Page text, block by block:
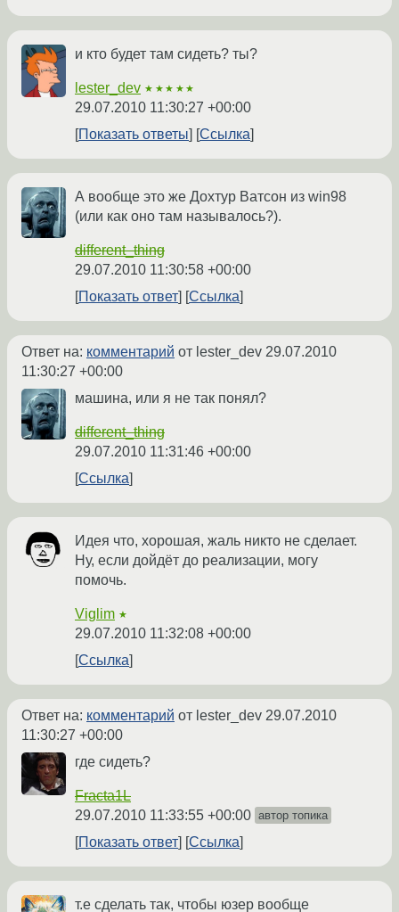
и кто будет там сидеть? ты?
lester_dev ★★★★★
29.07.2010 11:30:27 +00:00
Показать ответы
Ссылка
А вообще это же Дохтур Ватсон из win98
(или как оно там называлось?).
different_thing
29.07.2010 11:30:58 +00:00
Показать ответ
Ссылка
Ответ на: комментарий от lester_dev 29.07.2010
11:30:27 +00:00
машина, или я не так понял?
different_thing
29.07.2010 11:31:46 +00:00
Ссылка
Идея что, хорошая, жаль никто не сделает.
Ну, если дойдёт до реализации, могу
помочь.
Viglim ★
29.07.2010 11:32:08 +00:00
Ссылка
Ответ на: комментарий от lester_dev 29.07.2010
11:30:27 +00:00
где сидеть?
Fracta1L
29.07.2010 11:33:55 +00:00 автор топика
Показать ответ Ссылка
т.е сделать так, чтобы юзер вообще